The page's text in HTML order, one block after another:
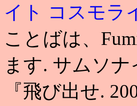
イト コスモラ
ことばは、
ます. サムソ
『飛び出せ.